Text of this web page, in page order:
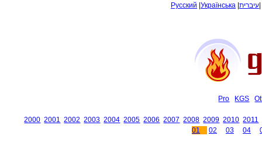
Русский Українська עיברית
Pro KGS
2000 2001 2002 2003 2004 2005 2006 2007 2008 2009 2010 2011
01
02 03 04